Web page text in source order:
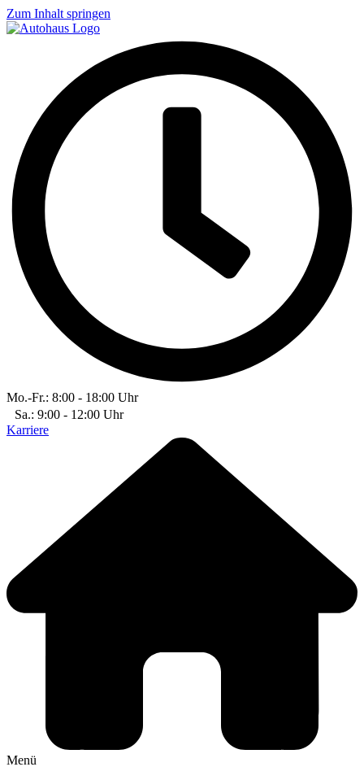
Zum Inhalt springen
Mo.-Fr.: 8:00 - 18:00 Uhr
Sa.: 9:00 - 12:00 Uhr
Karriere
Menü